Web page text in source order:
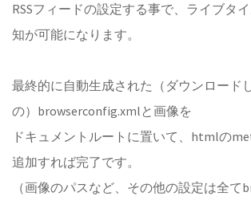
RSSフィードの設定する事で、ライブタ
知が可能になります。
最終的に自動生成された（ダウンロード
の）browserconfig.xmlと画像を
ドキュメントルートに置いて、htmlの
追加すれば完了です。
（画像のパスなど、その他の設定は全て